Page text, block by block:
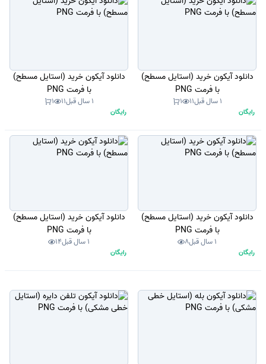
دانلود آیکون خرید (استایل مسطح)
با فرمت PNG
1 سال قبل 11
1
رایگان
دانلود آیکون خرید (استایل مسطح)
با فرمت PNG
1 سال قبل 11
1
رایگان
دانلود آیکون خرید (استایل مسطح)
با فرمت PNG
1 سال قبل 8
رایگان
دانلود آیکون خرید (استایل مسطح)
با فرمت PNG
1 سال قبل 14
رایگان